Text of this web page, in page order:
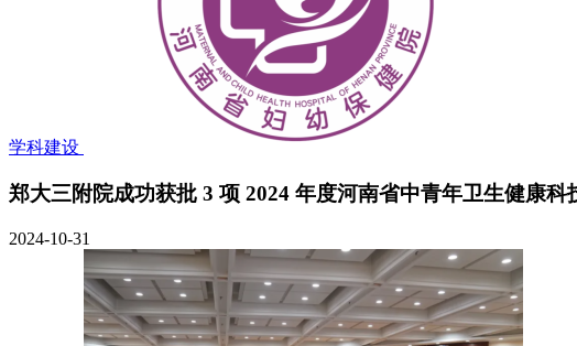
学科建设
郑大三附院成功获批 3 项 2024 年度河南省中青年卫生健康
2024-10-31